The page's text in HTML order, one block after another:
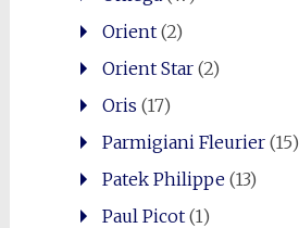
Orient(2)
Orient Star(2)
Oris (17)
Parmigiani Fleurier(15)
Patek Philippe(13)
Paul Picot(1)